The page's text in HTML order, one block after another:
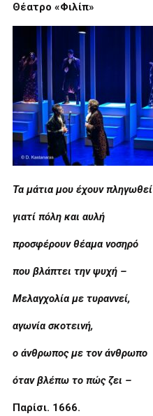
Θέατρο «Φιλίπ»
Τα μάτια μου έχουν πληγωθεί
γιατί πόλη και αυλή
προσφέρουν θέαμα νοσηρό
που βλάπτει την ψυχή –
Μελαγχολία με τυραννεί,
αγωνία σκοτεινή,
ο άνθρωπος με τον άνθρωπο
όταν βλέπω το πώς ζει –
Παρίσι. 1666.